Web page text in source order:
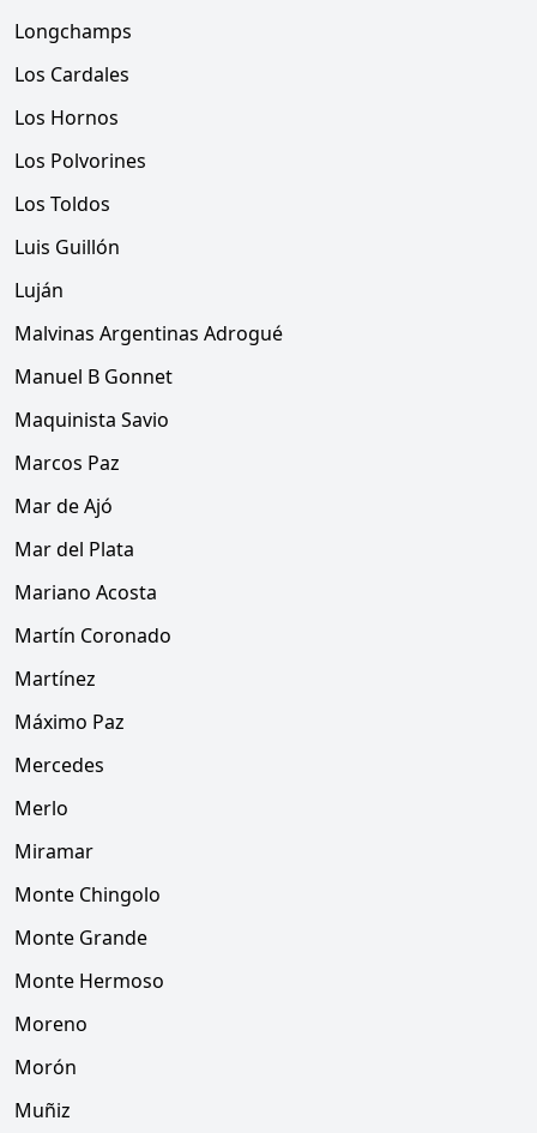
Longchamps
Los Cardales
Los Hornos
Los Polvorines
Los Toldos
Luis Guillón
Luján
Malvinas Argentinas Adrogué
Manuel B Gonnet
Maquinista Savio
Marcos Paz
Mar de Ajó
Mar del Plata
Mariano Acosta
Martín Coronado
Martínez
Máximo Paz
Mercedes
Merlo
Miramar
Monte Chingolo
Monte Grande
Monte Hermoso
Moreno
Morón
Muñiz